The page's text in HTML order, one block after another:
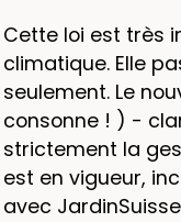
Cette loi est très
climatique. Elle
seulement. Le
consonne ! ) -
strictement la
est en vigueur,
avec